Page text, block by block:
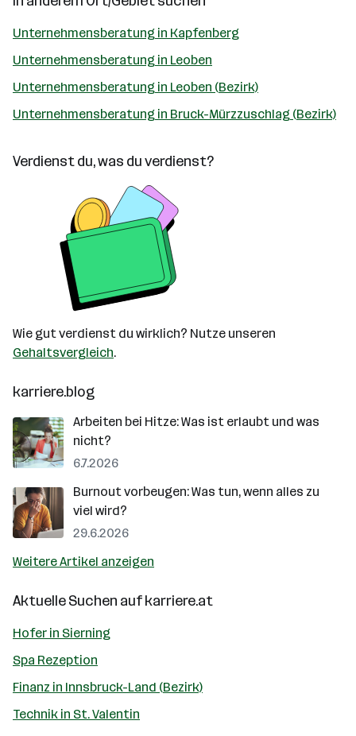
Unternehmensberatung in Kapfenberg
Unternehmensberatung in Leoben
Unternehmensberatung in Leoben (Bezirk)
Unternehmensberatung in Bruck-Mürzzuschlag (Bezirk)
Verdienst du, was du verdienst?
Wie gut verdienst du wirklich? Nutze unseren
Gehaltsvergleich.
karriere.blog
Arbeiten bei Hitze: Was ist erlaubt und was
nicht?
6.7.2026
Burnout vorbeugen: Was tun, wenn alles zu
viel wird?
29.6.2026
Weitere Artikel anzeigen
Aktuelle Suchen aufkarriere.at
Hofer in Sierning
Spa Rezeption
Finanz in Innsbruck-Land (Bezirk)
Technik in St. Valentin